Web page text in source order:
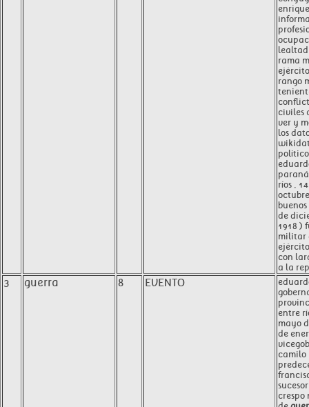
rama
rango
civiles
ver y
los
ríos ,
de
1918 )
militar
con
a la
3 guerra 8 EVENTO
entre
mayo
de
crespo